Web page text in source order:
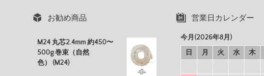
お勧め商品
M24 丸芯2.4mm 約450〜
500g 巻束（自然
色） (M24)
営業日カレンダー
今月(2026年8月)
日
月 火 水 木